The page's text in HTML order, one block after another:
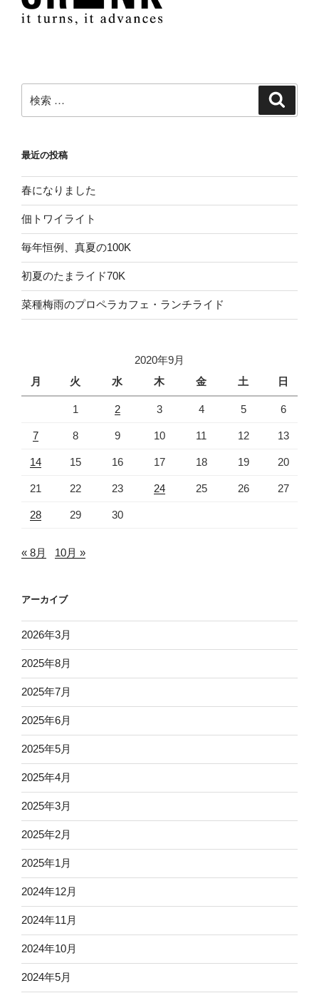
索:
最近の投稿
春になりました
佃トワイライト
毎年恒例、真夏の100K
初夏のたまライド70K
菜種梅雨のプロペラカフェ・ランチライド
2020年9月
月
火 水 木 金 土 日
1 2 3 4 5 6
7 8 9 10 11 12 13
14 15 16 17 18 19 20
21 22 23 24 25 26 27
28 29 30
« 8月 10月 »
アーカイブ
2026年3月
2025年8月
2025年7月
2025年6月
2025年5月
2025年4月
2025年3月
2025年2月
2025年1月
2024年12月
2024年11月
2024年10月
2024年5月